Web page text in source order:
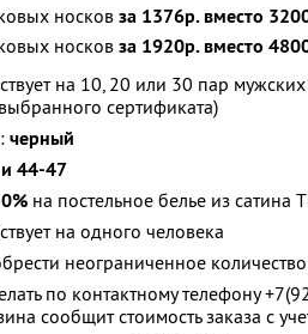
носков за 1376р. вместо
носков за 1920р. вместо
на 10, 20 или 30 пар
сертификата)
черный
44-47
на постельное белье из сатина
на одного человека
неограниченное
по контактному телефону
сообщит стоимость заказа с